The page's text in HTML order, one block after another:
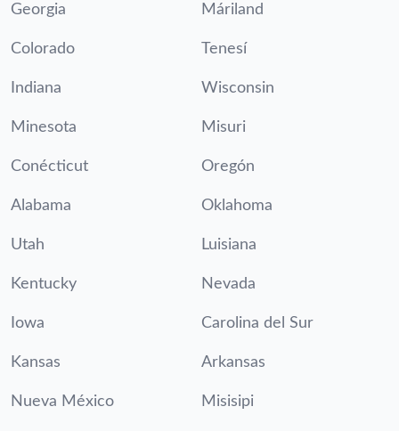
Georgia Máriland
Colorado Tenesí
Indiana Wisconsin
Minesota Misuri
Conécticut Oregón
Alabama Oklahoma
Utah Luisiana
Kentucky Nevada
Iowa Carolina del Sur
Kansas Arkansas
Nueva México Misisipi